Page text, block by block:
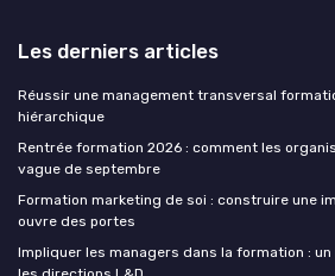
Les derniers articles
Réussir une management transversal
hiérarchique
Rentrée formation 2026 : comment les
vague de septembre
Formation marketing de soi : construire une
ouvre des portes
Impliquer les managers dans la formation :